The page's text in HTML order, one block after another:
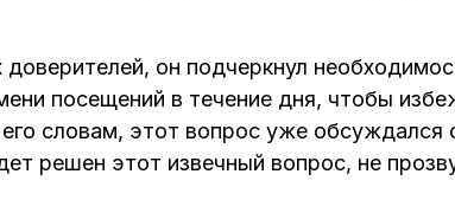
он подчеркнул
посещений в течение дня, чтобы
словам, этот вопрос уже обсуждался
решен этот извечный вопрос, не